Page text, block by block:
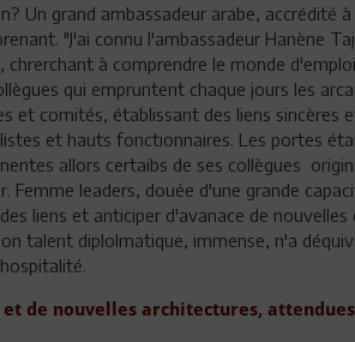
Un grand ambassadeur arabe, accrédité
"J'ai connu l'ambassadeur Hanène
chrerchant à comprendre le monde
qui empruntent chaque jours les
et comités, établissant des liens sincères
et hauts fonctionnaires. Les portes
allors certaibs de ses collègues
Femme leaders, douée d'une grande
liens et anticiper d'avanace de
talent diplolmatique, immense, n'a
et de nouvelles architectures,